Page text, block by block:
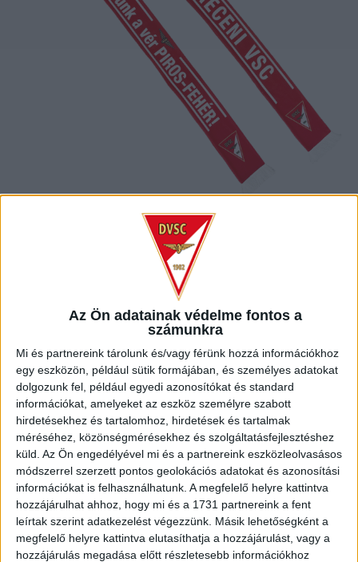
Az Ön adatainak védelme fontos a
számunkra
Mi és partnereink tárolunk és/vagy férünk hozzá információkhoz
egy eszközön, például sütik formájában, és személyes adatokat
dolgozunk fel, például egyedi azonosítókat és standard
információkat, amelyeket az eszköz személyre szabott
hirdetésekhez és tartalomhoz, hirdetések és tartalmak
méréséhez, közönségmérésekhez és szolgáltatásfejlesztéshez
küld. Az Ön engedélyével mi és a partnereink eszközleolvasásos
módszerrel szerzett pontos geolokációs adatokat és azonosítási
információkat is felhasználhatunk. A megfelelő helyre kattintva
hozzájárulhat ahhoz, hogy mi és a 1731 partnereink a fent
leírtak szerint adatkezelést végezzünk. Másik lehetőségként a
megfelelő helyre kattintva elutasíthatja a hozzájárulást, vagy a
hozzájárulás megadása előtt részletesebb információkhoz
SÁL – BENNÜNK
A VÉR PIROS-
FEHÉR
7.490Ft